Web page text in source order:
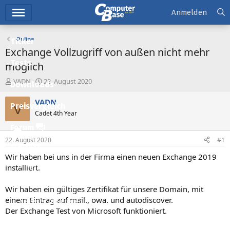
Ticker
Tests
Downloads
Preisvergleich
Forum
Aktuelles
Empfohlene Inhalte
Neueste Aktivitäten
Anmelden
Online
Exchange Vollzugriff von außen nicht mehr
möglich
E
r
s
t
e
r
VADN
E
r
s
t
e
l
t
a
22. August 2020
V VADN
Cadet 4th Year
22. August 2020 #1
Wir haben bei uns in der Firma einen neuen Exchange 2019
installiert.
Wir haben ein gültiges Zertifikat für unsere Domain, mit
einem Eintrag auf mail., owa. und autodiscover.
Der Exchange Test von Microsoft funktioniert.